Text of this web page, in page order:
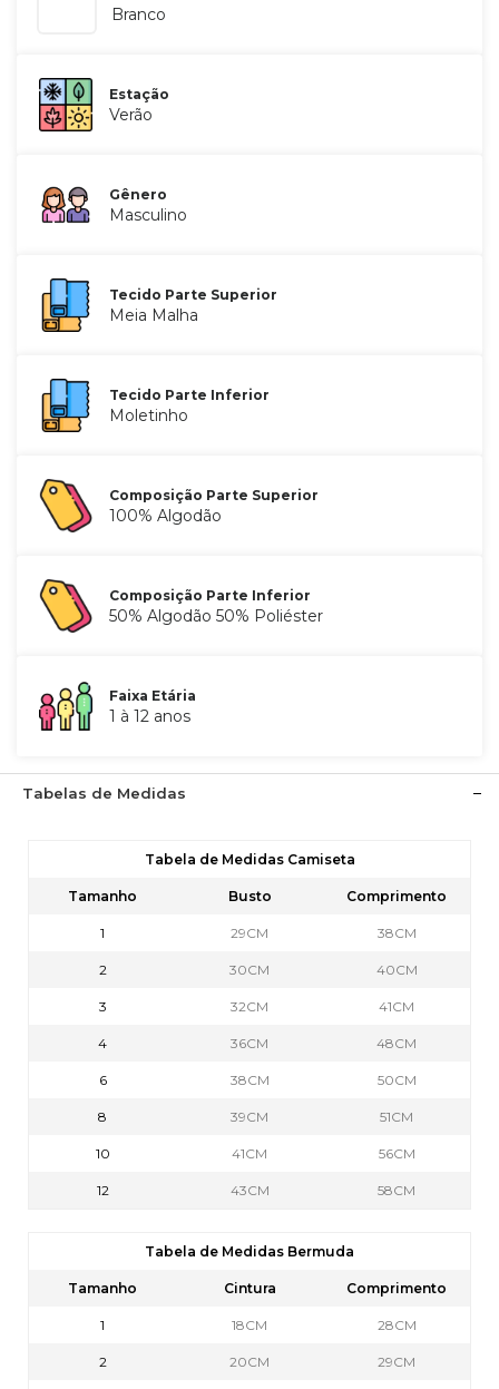
Branco
Estação
Verão
Gênero
Masculino
Tecido Parte Superior
Meia Malha
Tecido Parte Inferior
Moletinho
Composição Parte Superior
100% Algodão
Composição Parte Inferior
50% Algodão 50% Poliéster
Faixa Etária
1 à 12 anos
Tabelas de Medidas
Tabela de Medidas Camiseta
Tamanho Busto Comprimento
1 29CM 38CM
2 30CM 40CM
3 32CM 41CM
4 36CM 48CM
6 38CM 50CM
8 39CM 51CM
10 41CM 56CM
12 43CM 58CM
Tabela de Medidas Bermuda
Tamanho Cintura Comprimento
1 18CM 28CM
2 20CM 29CM